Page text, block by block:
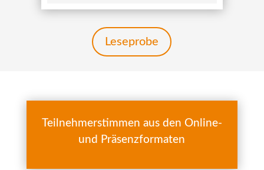
Leseprobe
Teilnehmerstimmen aus den Online-
und Präsenzformaten